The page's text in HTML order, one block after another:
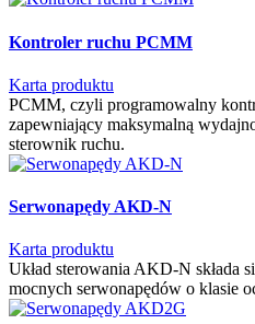
Kontroler ruchu PCMM
Karta produktu
PCMM, czyli programowalny
zapewniający maksymalną
sterownik ruchu.
Serwonapędy AKD-N
Karta produktu
Układ sterowania AKD-N składa
mocnych serwonapędów o klasie